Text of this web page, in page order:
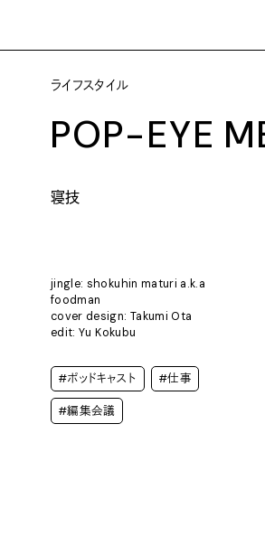
ライフスタイル
POP-EYE
寝技
jingle: shokuhin maturi a.k.a
foodman
cover design: Takumi Ota
edit: Yu Kokubu
#ポッドキャスト #仕事
#編集会議